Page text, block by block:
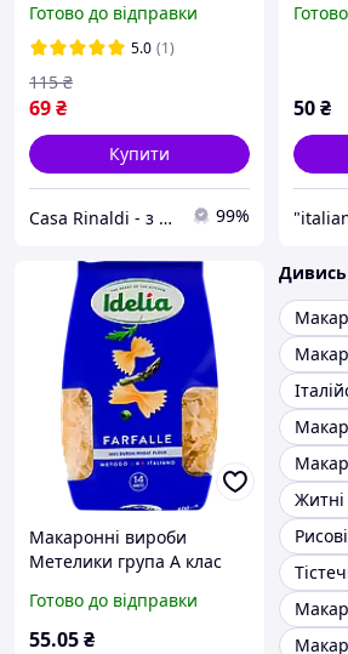
Готово до відправки
5.0 (1)
69₴
115 ₴
Купити
Casa Rinaldi - з Італії до вашого столу 99%
г
50₴
Макаронні вироби
Метелики група А клас
Готово до відправки
55.05₴